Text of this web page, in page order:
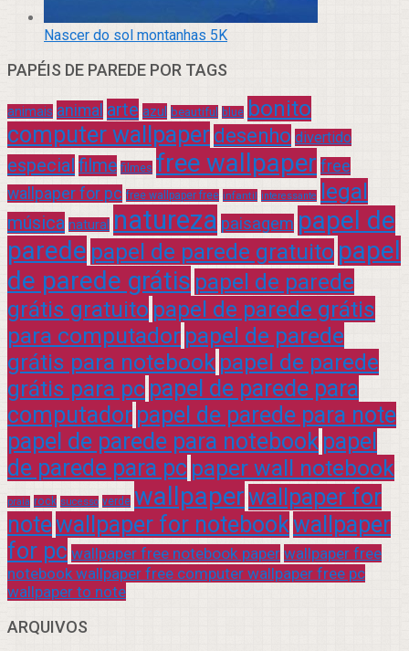
Nascer do sol montanhas 5K
PAPÉIS DE PAREDE POR TAGS
animais animal arte azul beautiful blue bonito
computer wallpaper desenho divertido
especial filme filmes free wallpaper free
wallpaper for pc free wallpaper free infantil interessante legal
música natural natureza paisagem papel de
parede papel de parede gratuito papel
de parede grátis papel de parede
grátis gratuito papel de parede grátis
para computador papel de parede
grátis para notebook papel de parede
grátis para pc papel de parede para
computador papel de parede para note
papel de parede para notebook papel
de parede para pc paper wall notebook
praia rock sucesso verde wallpaperwallpaper for
notewallpaper for notebookwallpaper
for pc wallpaper free notebook paper wallpaper free
notebook wallpaper free computer wallpaper free pc
wallpaper to note
ARQUIVOS